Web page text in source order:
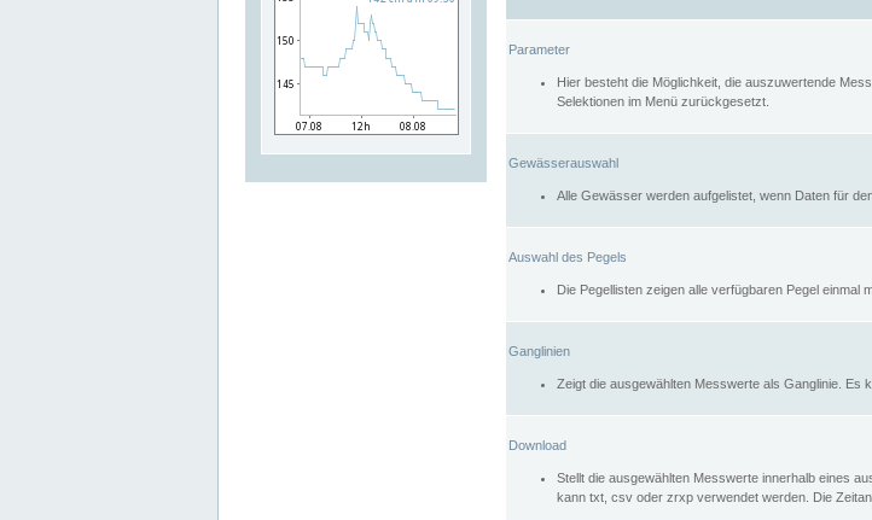
Parameter
Hier besteht die Möglichkeit, die auszuwertende
Selektionen im Menü zurückgesetzt.
Gewässerauswahl
Alle Gewässer werden aufgelistet, wenn Daten für
Auswahl des Pegels
Die Pegellisten zeigen alle verfügbaren Pegel einmal
Ganglinien
Zeigt die ausgewählten Messwerte als Ganglinie. Es
Download
Stellt die ausgewählten Messwerte innerhalb eines
kann txt, csv oder zrxp verwendet werden. Die